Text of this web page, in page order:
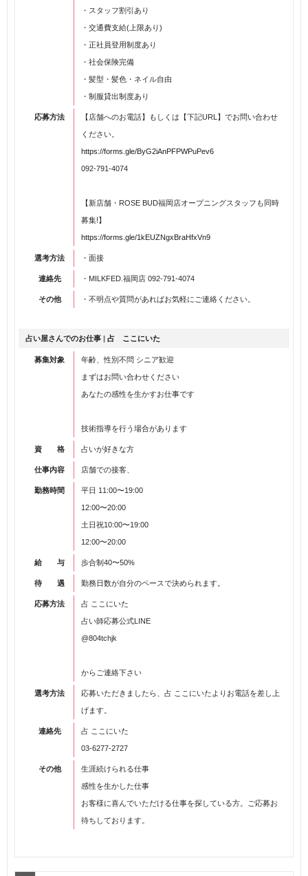
・スタッフ割引あり
・交通費支給(上限あり)
・正社員登用制度あり
・社会保険完備
・髪型・髪色・ネイル自由
・制服貸出制度あり
応募方法 【店舗へのお電話】もしくは【下記URL】でお問い合わせ
ください。
https://forms.gle/ByG2iAnPFPWPuPev6
092-791-4074
【新店舗・ROSE BUD福岡店オープニングスタッフも同時
募集!】
https://forms.gle/1kEUZNgxBraHfxVn9
選考方法 ・面接
連絡先 ・MILKFED.福岡店 092-791-4074
その他 ・不明点や質問があればお気軽にご連絡ください。
占い屋さんでのお仕事 | 占 ここにいた
募集対象 年齢、性別不問 シニア歓迎
まずはお問い合わせください
あなたの感性を生かすお仕事です
技術指導を行う場合があります
資 格 占いが好きな方
仕事内容 店舗での接客、
勤務時間 平日 11:00〜19:00
12:00〜20:00
土日祝10:00〜19:00
12:00〜20:00
給 与 歩合制40〜50%
待 遇 勤務日数が自分のペースで決められます。
応募方法 占 ここにいた
占い師応募公式LINE
@804tchjk
からご連絡下さい
選考方法 応募いただきましたら、占 ここにいたよりお電話を差し上
げます。
連絡先 占 ここにいた
03-6277-2727
その他 生涯続けられる仕事
感性を生かした仕事
お客様に喜んでいただける仕事を探している方。ご応募お
待ちしております。